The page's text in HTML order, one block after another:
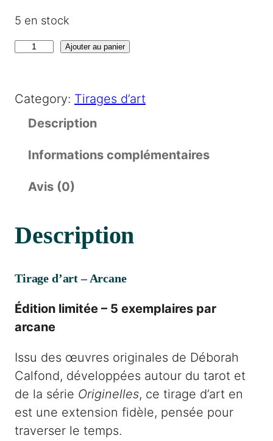
5 en stock
n
T
a
g
e
'
a
r
t
–
Ajouter au panier
Category: Tirages d’art
Description
Informations complémentaires
Avis (0)
Description
Tirage d’art – Arcane
Édition limitée – 5 exemplaires par
arcane
Issu des œuvres originales de Déborah
Calfond, développées autour du tarot et
de la série Originelles, ce tirage d’art en
est une extension fidèle, pensée pour
traverser le temps.